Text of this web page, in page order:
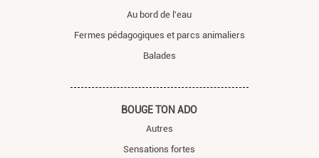
Au bord de l'eau
Fermes pédagogiques et parcs animaliers
Balades
BOUGE TON ADO
Autres
Sensations fortes